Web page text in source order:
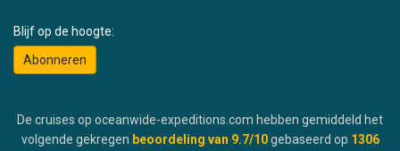
Blijf op de hoogte:
Abonneren
De cruises op oceanwide-expeditions.com hebben gemiddeld het
volgende gekregen beoordeling van 9.7/10 gebaseerd op 1306